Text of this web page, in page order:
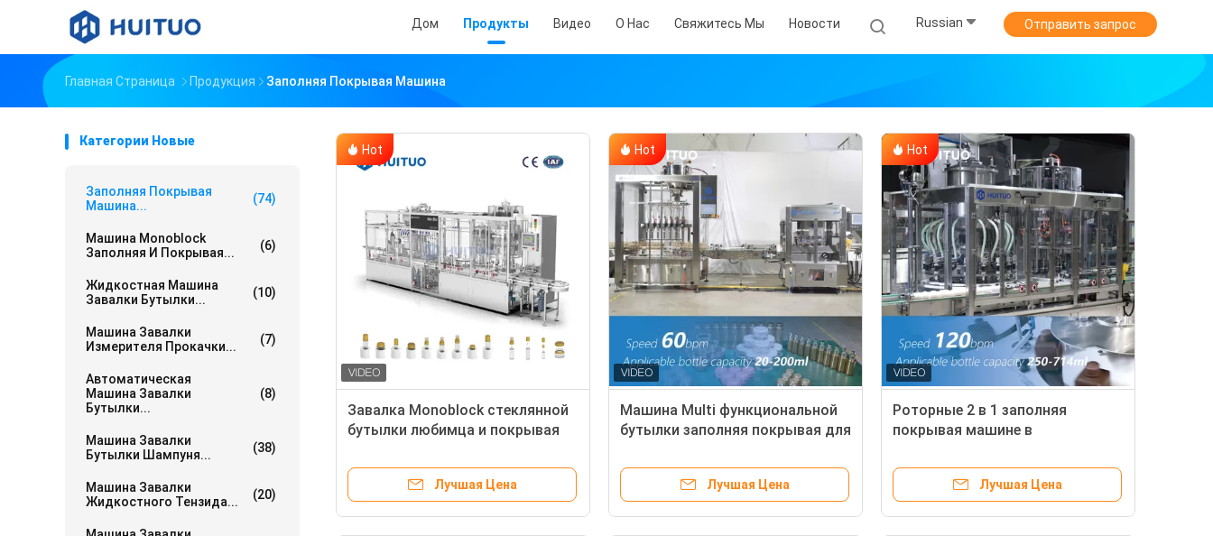
Дом Продукты Видео О Нас Свяжитесь Мы Новости Russian Отправить запрос
Главная Страница Продукция Заполняя Покрывая Машина
Категории Новые
Заполняя Покрывая
Машина...
(74)
Машина Monoblock
Заполняя И Покрывая...
(6)
Жидкостная Машина
Завалки Бутылки...
(10)
Машина Завалки
Измерителя Прокачки...
(7)
Автоматическая
Машина Завалки
Бутылки...
(8)
Машина Завалки
Бутылки Шампуня...
(38)
Машина Завалки
Жидкостного Тензида...
(20)
Hot
Завалка Monoblock стеклянной
бутылки любимца и покрывая
косметик
Лучшая Цена
Hot
Машина Multi функциональной
бутылки заполняя покрывая для
Лучшая Цена
Hot
Роторные 2 в 1 заполняя
покрывая машине в
Лучшая Цена